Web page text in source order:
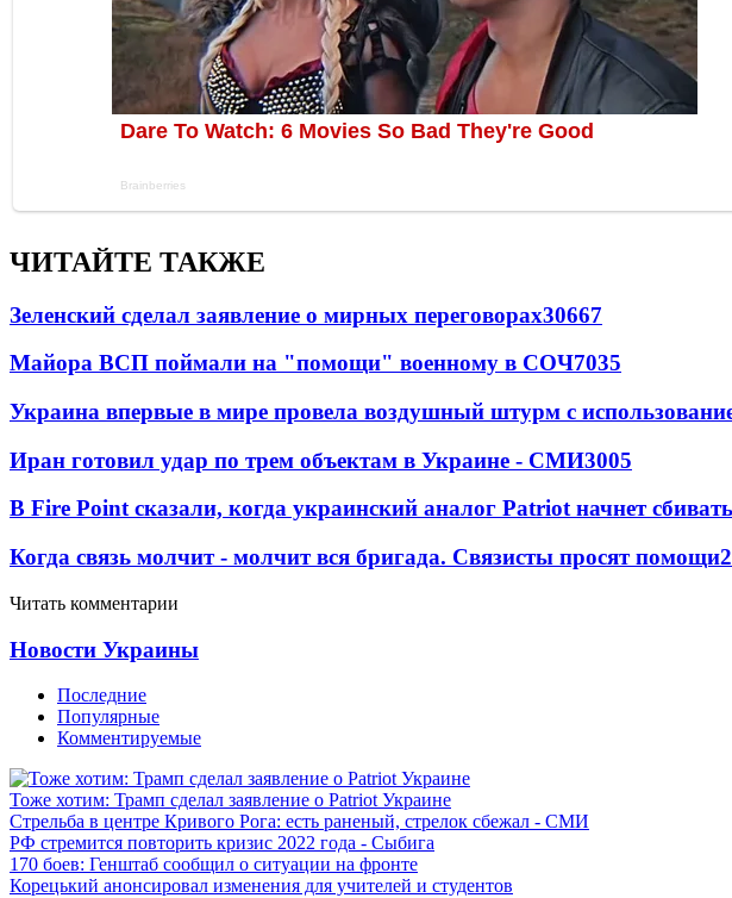
ЧИТАЙТЕ ТАКЖЕ
Зеленский сделал заявление о мирных переговорах30667
Майора ВСП поймали на "помощи" военному в СОЧ7035
Украина впервые в мире провела воздушный штурм с
Иран готовил удар по трем объектам в Украине - СМИ3005
В Fire Point сказали, когда украинский аналог Patriot начнет
Когда связь молчит - молчит вся бригада. Связисты просят помощи
Читать комментарии
Новости Украины
Последние
Популярные
Комментируемые
Тоже хотим: Трамп сделал заявление о Patriot Украине
Стрельба в центре Кривого Рога: есть раненый, стрелок сбежал - СМИ
РФ стремится повторить кризис 2022 года - Сыбига
170 боев: Генштаб сообщил о ситуации на фронте
Корецький анонсировал изменения для учителей и студентов